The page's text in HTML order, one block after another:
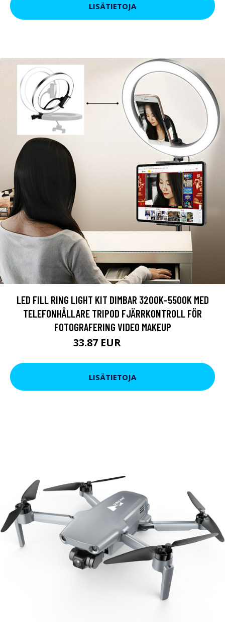
LISÄTIETOJA
LED FILL RING LIGHT KIT DIMBAR 3200K-5500K MED
TELEFONHÅLLARE TRIPOD FJÄRRKONTROLL FÖR
FOTOGRAFERING VIDEO MAKEUP
33.87 EUR
LISÄTIETOJA